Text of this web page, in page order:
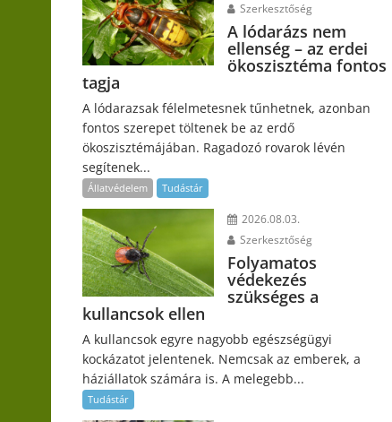
Szerkesztőség
A lódarázs nem
ellenség – az erdei
ökoszisztéma fontos
tagja
A lódarazsak félelmetesnek tűnhetnek, azonban
fontos szerepet töltenek be az erdő
ökoszisztémájában. Ragadozó rovarok lévén
segítenek...
Állatvédelem Tudástár
2026.08.03.
Szerkesztőség
Folyamatos
védekezés
szükséges a
kullancsok ellen
A kullancsok egyre nagyobb egészségügyi
kockázatot jelentenek. Nemcsak az emberek, a
háziállatok számára is. A melegebb...
Tudástár